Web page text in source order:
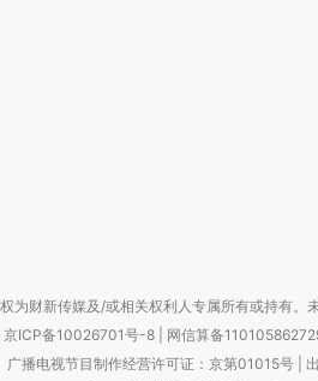
为财新传媒及/或相关权利人专属所有或持有。
京ICP备10026701号-8 网信算备
广播电视节目制作经营许可证：京第01015号|